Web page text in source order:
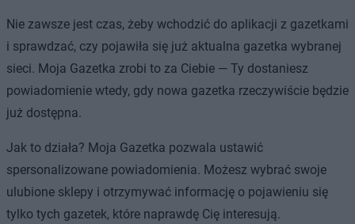
Nie zawsze jest czas, żeby wchodzić do aplikacji z gazetkami
i sprawdzać, czy pojawiła się już aktualna gazetka wybranej
sieci. Moja Gazetka zrobi to za Ciebie — Ty dostaniesz
powiadomienie wtedy, gdy nowa gazetka rzeczywiście będzie
już dostępna.
Jak to działa? Moja Gazetka pozwala ustawić
spersonalizowane powiadomienia. Możesz wybrać swoje
ulubione sklepy i otrzymywać informację o pojawieniu się
tylko tych gazetek, które naprawdę Cię interesują.